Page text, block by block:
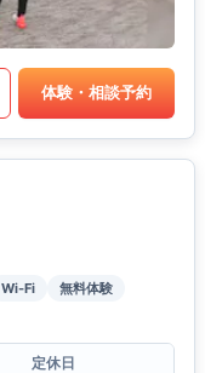
体験・相談予約
Wi-Fi
無料体験
定休日